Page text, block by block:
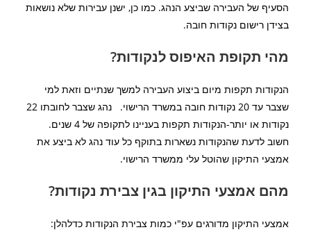
הסעיף של העבירה שביצע הנהג. כמו כן, ישנן עבירות שלא נושאות
בצידן רישום נקודות חובה.
מהי תקופת האיפוס לנקודות?
הנקודות תקפות מיום ביצוע העבירה למשך שנתיים וזאת למי
שצבר עד 20 נקודות חובה במשרד הרישוי. נהג שצבר לחובתו 22
נקודות או יותר-הנקודות תקפות בעניינו לתקופה של 4 שנים.
חשוב לדעת שהנקודות נשארות בתוקף כל עוד נהג לא ביצע את
אמצעי התיקון שהוטל עלי ממשרד הרישוי.
מהם אמצעי התיקון בגין צבירת נקודות?
אמצעי התיקון מדורגים עפ"י כמות צבירת הנקודות כדלהלן: